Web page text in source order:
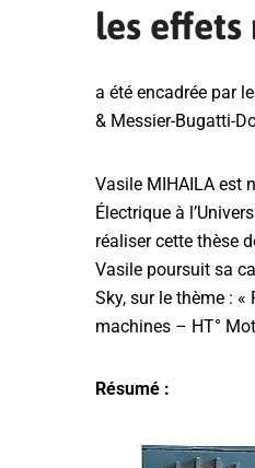
les effets
a été encadrée par
& Messier-Bugatti-
Vasile MIHAILA est
Électrique à
réaliser cette thèse
Vasile poursuit sa
Sky, sur le thème :
machines – HT°
Résumé :